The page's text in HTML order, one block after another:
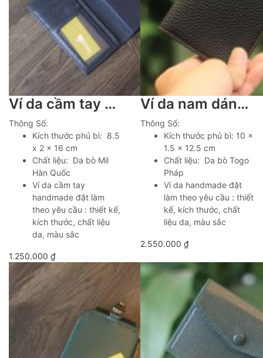
Ví da cầm tay handmade nhỏ gọn tiện lợi Lano VCTK012
Thông Số:
Kích thước phủ bì: 8.5
x 2 x 16 cm
Chất liệu: Da bò Mil
Hàn Quốc
Ví da cầm tay
handmade đặt làm
theo yêu cầu : thiết kế,
kích thước, chất liệu
da, màu sắc
1.250.000 ₫
Ví da nam dáng đứng nhiều ngăn khâu tay Lano VDNTK032
Thông Số:
Kích thước phủ bì: 10 x
1.5 x 12.5 cm
Chất liệu: Da bò Togo
Pháp
Ví da handmade đặt
làm theo yêu cầu : thiết
kế, kích thước, chất
liệu da, màu sắc
2.550.000 ₫